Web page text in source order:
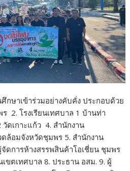
กษาเข้าร่วมอย่างคับคั่ง ประกอบด้วย
2. โรงเรียนเทศบาล 1 บ้านท่า
วัดเกาะแก้ว 4. สำนักงาน
ล้อมจังหวัดชุมพร 5. สำนักงาน
ดการห้างสรรพสินค้าโอเชี่ยน ชุมพร
ขตเทศบาล 8. ประธาน อสม. 9. ผู้